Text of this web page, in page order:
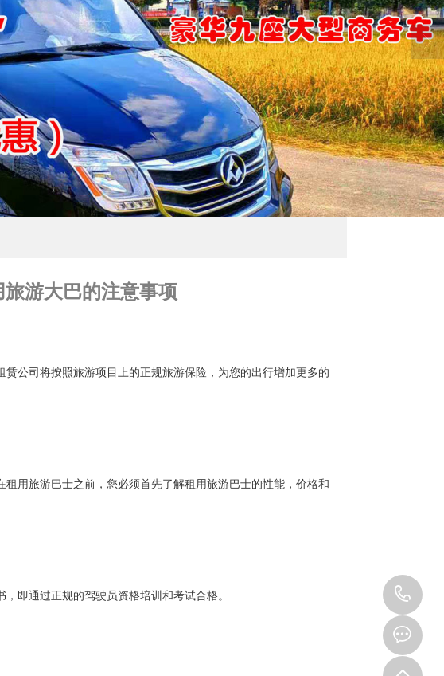
游大巴的注意事项
司将按照旅游项目上的正规旅游保险，为您的出行增加更多的
旅游巴士之前，您必须首先了解租用旅游巴士的性能，价格和
即通过正规的驾驶员资格培训和考试合格。